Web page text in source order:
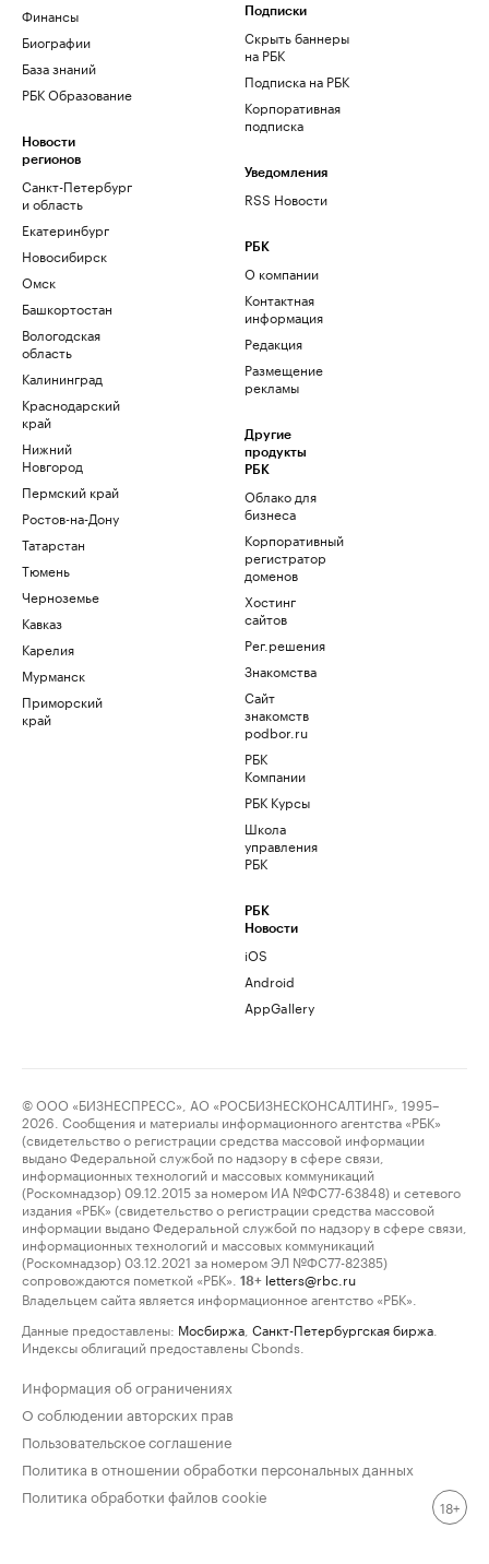
Финансы
Биографии
База знаний
РБК Образование
Новости
регионов
Санкт-Петербург
и область
Екатеринбург
Новосибирск
Омск
Башкортостан
Вологодская
область
Калининград
Краснодарский
край
Нижний
Новгород
Пермский край
Ростов-на-Дону
Татарстан
Тюмень
Черноземье
Кавказ
Карелия
Мурманск
Приморский
край
Подписки
Скрыть баннеры
на РБК
Подписка на РБК
Корпоративная
подписка
Уведомления
RSS Новости
РБК
О компании
Контактная
информация
Редакция
Размещение
рекламы
Другие
продукты
РБК
Облако для
бизнеса
Корпоративный
регистратор
доменов
Хостинг
сайтов
Рег.решения
Знакомства
Сайт
знакомств
podbor.ru
РБК
Компании
РБК Курсы
Школа
управления
РБК
РБК
Новости
iOS
Android
AppGallery
© ООО «БИЗНЕСПРЕСС», АО «РОСБИЗНЕСКОНСАЛТИНГ», 1995–
2026. Сообщения и материалы информационного агентства «РБК»
(свидетельство о регистрации средства массовой информации
выдано Федеральной службой по надзору в сфере связи,
информационных технологий и массовых коммуникаций
(Роскомнадзор) 09.12.2015 за номером ИА №ФС77-63848) и сетевого
издания «РБК» (свидетельство о регистрации средства массовой
информации выдано Федеральной службой по надзору в сфере связи,
информационных технологий и массовых коммуникаций
(Роскомнадзор) 03.12.2021 за номером ЭЛ №ФС77-82385)
сопровождаются пометкой «РБК».
18+ letters@rbc.ru
Владельцем сайта является информационное агентство «РБК».
Данные предоставлены: Мосбиржа Санкт-Петербургская биржа
Индексы облигаций предоставлены Cbonds.
Информация об ограничениях
О соблюдении авторских прав
Пользовательское соглашение
Политика в отношении обработки персональных данных
Политика обработки файлов cookie
18+